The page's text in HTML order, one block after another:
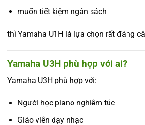
muốn tiết kiệm ngân sách
thì Yamaha U1H là lựa chọn rất đáng
Yamaha U3H phù hợp với ai?
Yamaha U3H phù hợp với:
Người học piano nghiêm túc
Giáo viên dạy nhạc